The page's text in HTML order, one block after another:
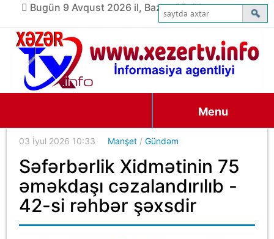
Bugün 9 Avqust 2026 il, Bazar, 15:44
Menu
03 İyul 2026 10:33 Manşet /Gündəm
Səfərbərlik Xidmətinin 75
əməkdaşı cəzalandırılıb -
42-si rəhbər şəxsdir